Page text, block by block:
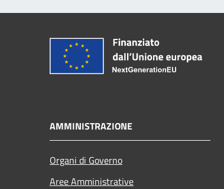
AMMINISTRAZIONE
Organi di Governo
Aree Amministrative